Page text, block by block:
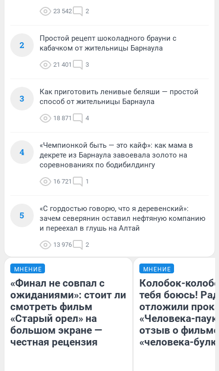
23 542 2
2
Простой рецепт шоколадного брауни с
кабачком от жительницы Барнаула
21 401 3
3
Как приготовить ленивые беляши — простой
способ от жительницы Барнаула
18 871 4
4
«Чемпионкой быть — это кайф»: как мама в
декрете из Барнаула завоевала золото на
соревнованиях по бодибилдингу
16 721 1
5
«С гордостью говорю, что я деревенский»:
зачем северянин оставил нефтяную компанию
и переехал в глушь на Алтай
13 976 2
МНЕНИЕ
«Финал не совпал с
ожиданиями»: стоит ли
смотреть фильм
«Старый орел» на
большом экране —
честная рецензия
МНЕНИЕ
Колобок-
тебя боюсь!
отложили
«Человека-
отзыв о
«человека-